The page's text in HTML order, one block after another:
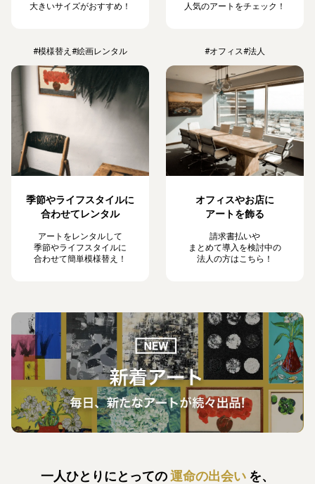
大きいサイズがおすすめ！
人気のアートをチェック！
#模様替え #絵画レンタル
季節やライフスタイルに
合わせてレンタル
アートをレンタルして
季節やライフスタイルに
合わせて簡単模様替え！
#オフィス#法人
オフィスやお店に
アートを飾る
請求書払いや
まとめて導入を検討中の
法人の方はこちら！
一人ひとりにとっての運命の出会い を、